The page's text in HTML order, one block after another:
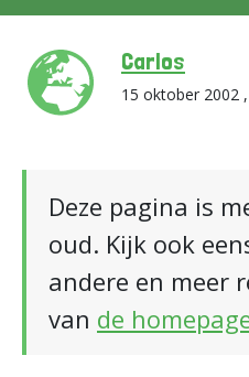
Carlos
15 oktober 2002
Deze pagina is
oud. Kijk ook
andere en meer
van de